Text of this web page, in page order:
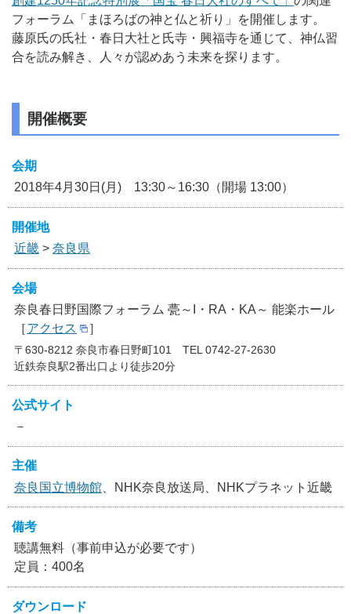
フォーラム「まほろばの神と仏と祈り」を開催します。
藤原氏の氏社・春日大社と氏寺・興福寺を通じて、神仏習
合を読み解き、人々が認めあう未来を探ります。
開催概要
会期
2018年4月30日(月) 13:30～16:30（開場 13:00）
開催地
近畿 > 奈良県
会場
奈良春日野国際フォーラム 甍～I・RA・KA～ 能楽ホール
［アクセス ］
〒630-8212 奈良市春日野町101 TEL 0742-27-2630
近鉄奈良駅2番出口より徒歩20分
公式サイト
－
主催
奈良国立博物館 、NHK奈良放送局、NHKプラネット近畿
備考
聴講無料（事前申込が必要です）
定員：400名
ダウンロード